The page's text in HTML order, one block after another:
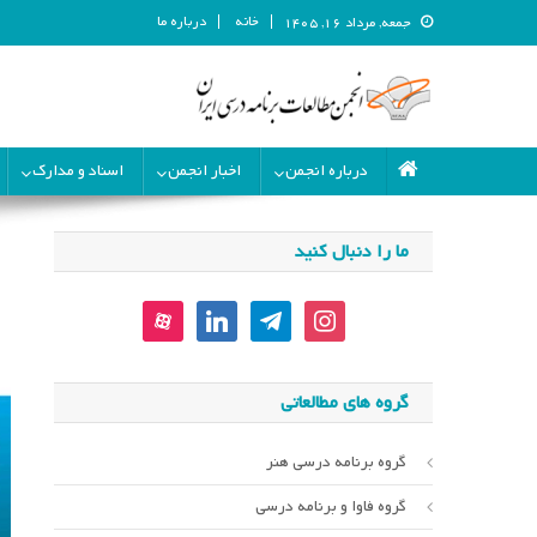
جمعه, مرداد ۱۶, ۱۴۰۵ خانه درباره ما
انجمن مطالعات برنامه درسی
درباره انجمن
اخبار انجمن اسناد و مدارک
ما را دنبال کنید
instagram
telegram
linkedin
aparat
گروه های مطالعاتی
گروه برنامه درسی هنر
گروه فاوا و برنامه درسی